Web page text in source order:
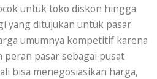
untuk toko diskon hingga
yang ditujukan untuk pasar
umumnya kompetitif karena
peran pasar sebagai pusat
bisa menegosiasikan harga,